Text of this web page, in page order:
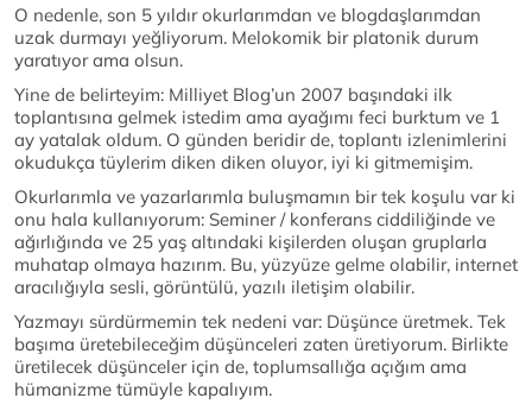
O nedenle, son 5 yıldır okurlarımdan ve blogdaşlarımdan
uzak durmayı yeğliyorum. Melokomik bir platonik durum
yaratıyor ama olsun.
Yine de belirteyim: Milliyet Blog’un 2007 başındaki ilk
toplantısına gelmek istedim ama ayağımı feci burktum ve 1
ay yatalak oldum. O günden beridir de, toplantı izlenimlerini
okudukça tüylerim diken diken oluyor, iyi ki gitmemişim.
Okurlarımla ve yazarlarımla buluşmamın bir tek koşulu var ki
onu hala kullanıyorum: Seminer / konferans ciddiliğinde ve
ağırlığında ve 25 yaş altındaki kişilerden oluşan gruplarla
muhatap olmaya hazırım. Bu, yüzyüze gelme olabilir, internet
aracılığıyla sesli, görüntülü, yazılı iletişim olabilir.
Yazmayı sürdürmemin tek nedeni var: Düşünce üretmek. Tek
başıma üretebileceğim düşünceleri zaten üretiyorum. Birlikte
üretilecek düşünceler için de, toplumsallığa açığım ama
hümanizme tümüyle kapalıyım.